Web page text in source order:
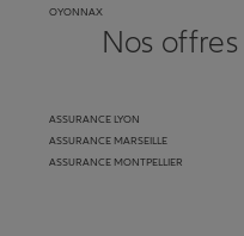
OYONNAX
Nos
ASSURANCE LYON
ASSURANCE MARSEILLE
ASSURANCE MONTPELLIER